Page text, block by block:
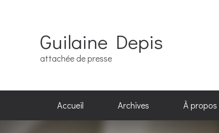
Guilaine Depis
attachée de presse
Accueil Archives À propos